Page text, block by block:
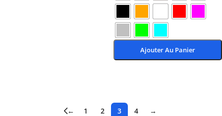
Ajouter Au Panier
← 1 2 3 4 →